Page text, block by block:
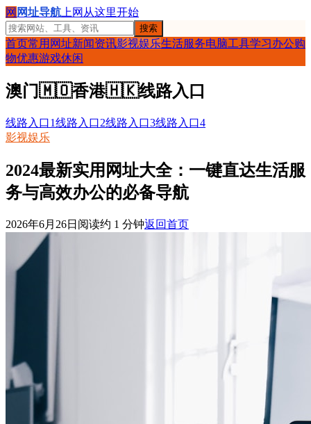
网 网址导航 上网从这里开始
搜索
首页常用网址新闻资讯影视娱乐生活服务电脑工具学习办公购
物优惠游戏休闲
澳门🇲🇴香港🇭🇰线路入口
线路入口1线路入口2线路入口3线路入口4
影视娱乐
2024最新实用网址大全：一键直达生活服
务与高效办公的必备导航
2026年6月26日 阅读约 1 分钟返回首页